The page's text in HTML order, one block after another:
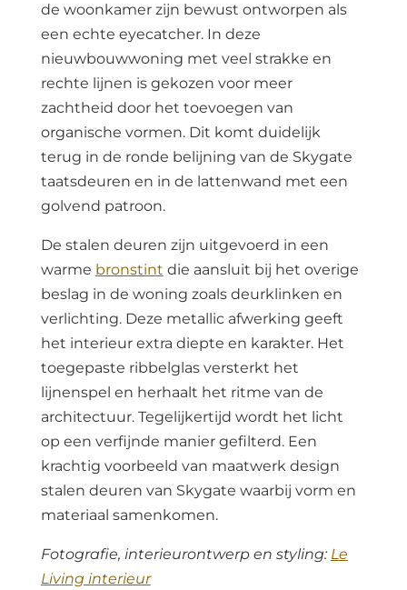
de woonkamer zijn bewust ontworpen als
een echte eyecatcher. In deze
nieuwbouwwoning met veel strakke en
rechte lijnen is gekozen voor meer
zachtheid door het toevoegen van
organische vormen. Dit komt duidelijk
terug in de ronde belijning van de Skygate
taatsdeuren en in de lattenwand met een
golvend patroon.
De stalen deuren zijn uitgevoerd in een
warme bronstint die aansluit bij het overige
beslag in de woning zoals deurklinken en
verlichting. Deze metallic afwerking geeft
het interieur extra diepte en karakter. Het
toegepaste ribbelglas versterkt het
lijnenspel en herhaalt het ritme van de
architectuur. Tegelijkertijd wordt het licht
op een verfijnde manier gefilterd. Een
krachtig voorbeeld van maatwerk design
stalen deuren van Skygate waarbij vorm en
materiaal samenkomen.
Fotografie, interieurontwerp en styling: Le
Living interieur